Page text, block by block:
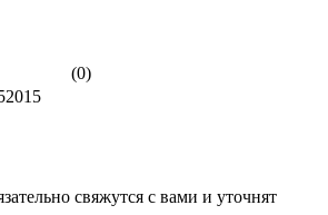
(0)
свяжутся с вами и уточнят